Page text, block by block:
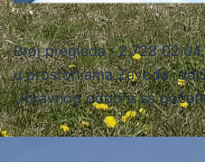
Broj pregleda : 2.728
u prostorijama Zavoda
Upravnog odobra sa